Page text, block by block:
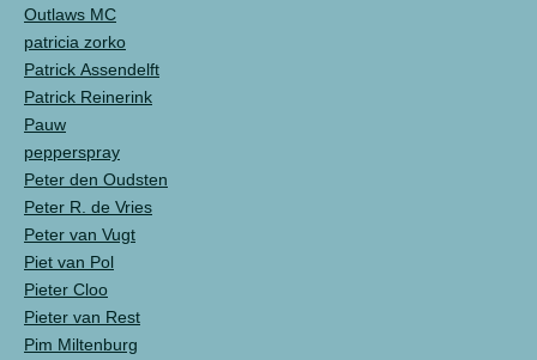
Outlaws MC
patricia zorko
Patrick Assendelft
Patrick Reinerink
Pauw
pepperspray
Peter den Oudsten
Peter R. de Vries
Peter van Vugt
Piet van Pol
Pieter Cloo
Pieter van Rest
Pim Miltenburg